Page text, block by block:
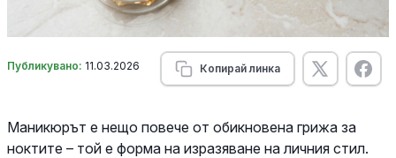
Публикувано: 11.03.2026 Копирай линка
Маникюрът е нещо повече от обикновена грижа за
ноктите – той е форма на изразяване на личния стил.